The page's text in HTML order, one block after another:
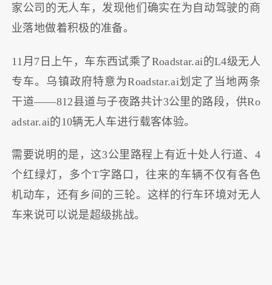
家公司的无人车，发现他们确实在为自动驾驶的商
业落地做着积极的准备。
11月7日上午，车东西试乘了Roadstar.ai的L4级无人
专车。乌镇政府特意为Roadstar.ai划定了当地两条
干道——812县道与子夜路共计3公里的路段，供Ro
adstar.ai的10辆无人车进行载客体验。
需要说明的是，这3公里路程上有近十处人行道、4
个红绿灯，多个T字路口，往来的车辆不仅有各色
机动车，还有乡间的三轮。这样的行车环境对无人
车来说可以说是超级挑战。